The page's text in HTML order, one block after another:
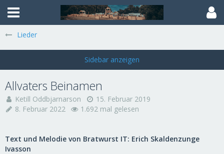
Lieder
Allvaters Beinamen
Ketill Oddbjarnarson
15. Februar 2019
8. Februar 2022
1.692 mal gelesen
Text und Melodie von Bratwurst IT: Erich Skaldenzunge
Ivasson